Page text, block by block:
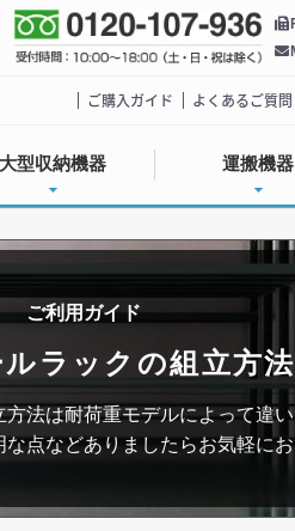
ご購入ガイド よくあるご質問
大型収納機器 運搬機器
ご利用ガイド
ラックの組立方法
法は耐荷重モデルによって違
点などありましたらお気軽に